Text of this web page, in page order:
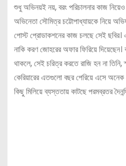
শুধু অভিনয়ই নয়, বরং পরিচালনার কাজ
অভিনেতা সৌমিত্র চট্টোপাধ্যায়কে নিয়ে
পোস্ট প্রোডাকশনের কাজ চলছে সেই ছবির।
নাকি করণ জোহরের অফার ফিরিয়ে
থাকলে, সেই চরিত্র করতে রাজি হন না তিনি,
কেরিয়ারের এতগুলো বছর পেরিয়ে এসে
কিছু মিলিয়ে ব্যস্ততায় কাটছে পরমব্রতর